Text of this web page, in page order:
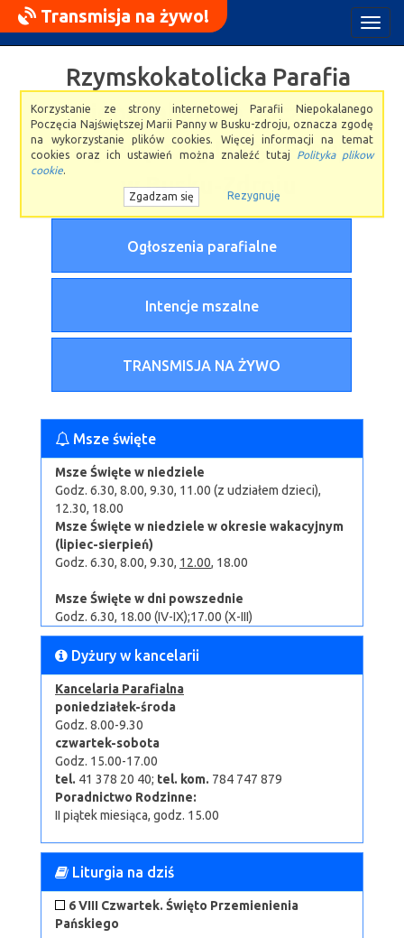
Rzymskokatolicka Parafia
Niepokalanego Poczęcia
Najświętszej Maryi Panny
w Busku-Zdroju
Ogłoszenia parafialne
Intencje mszalne
TRANSMISJA NA ŻYWO
Msze święte
Msze Święte w niedziele
Godz. 6.30, 8.00, 9.30, 11.00 (z udziałem dzieci),
12.30, 18.00
Msze Święte w niedziele w okresie wakacyjnym
(lipiec-sierpień)
Godz. 6.30, 8.00, 9.30, 12.00, 18.00
Msze Święte w dni powszednie
Godz. 6.30, 18.00 (IV-IX);17.00 (X-III)
Dyżury w kancelarii
Kancelaria Parafialna
poniedziałek-środa
Godz. 8.00-9.30
czwartek-sobota
Godz. 15.00-17.00
tel. 41 378 20 40; tel. kom. 784 747 879
Poradnictwo Rodzinne:
II piątek miesiąca, godz. 15.00
Liturgia na dziś
6 VIII Czwartek. Święto Przemienienia
Pańskiego
Korzystanie ze strony internetowej Parafii Niepokalanego
Poczęcia Najświętszej Marii Panny w Busku-zdroju, oznacza zgodę
na wykorzystanie plików cookies. Więcej informacji na temat
cookies oraz ich ustawień można znaleźć tutaj
Polityka plikow
cookie.
Zgadzam się Rezygnuję
Transmisja na żywo!